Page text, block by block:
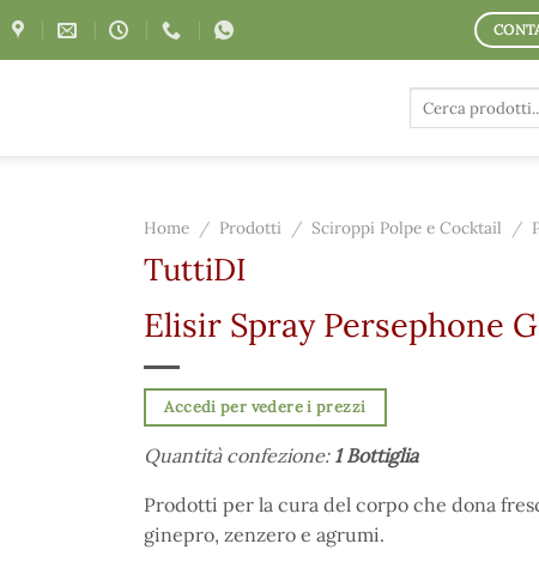
Cerca:
Home / Prodotti / Sciroppi Polpe e Cocktail /
TuttiDI
Elisir Spray Persephone
Accedi per vedere i prezzi
Quantità confezione: 1 Bottiglia
Prodotti per la cura del corpo che dona
ginepro, zenzero e agrumi.